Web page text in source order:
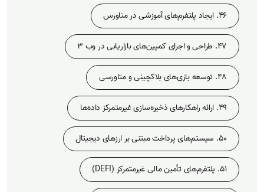
46. ایجاد پلتفرم‌های آموزشی در متاورس
47. طراحی و اجرای کمپین‌های بازاریابی در وب 3
48. توسعه بازی‌های بلاکچینی و متاورسی
49. ارائه راهکارهای ذخیره‌سازی غیرمتمرکز داده‌ها
50. سیستم‌های پرداخت مبتنی بر ارزهای دیجیتال
51. پلتفرم‌های تأمین مالی غیرمتمرکز (DEFI)